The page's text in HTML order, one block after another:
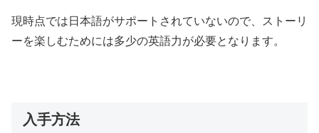
現時点では日本語がサポートされていないので、ストーリ
ーを楽しむためには多少の英語力が必要となります。
入手方法